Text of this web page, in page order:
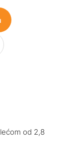
od 2,8